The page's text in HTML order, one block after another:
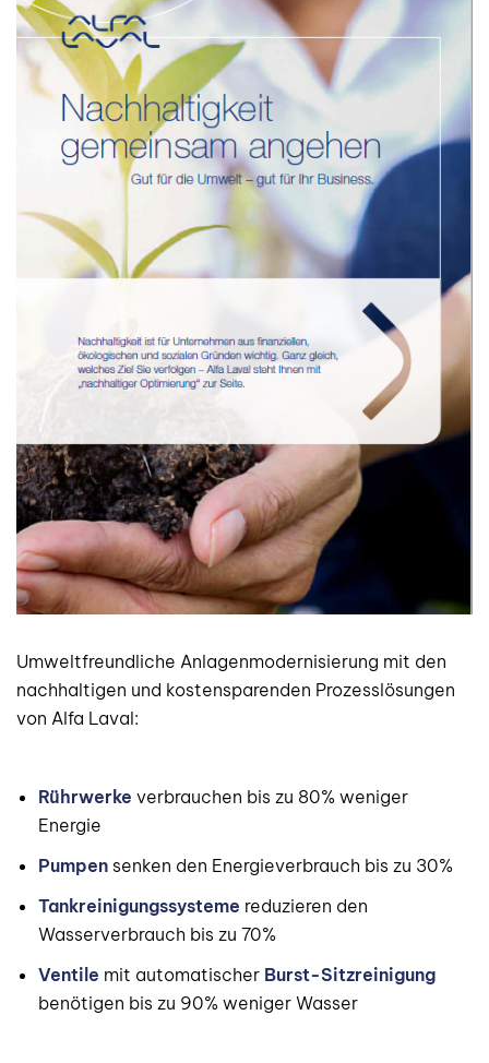
Umweltfreundliche Anlagenmodernisierung mit den
nachhaltigen und kostensparenden Prozesslösungen
von Alfa Laval:
Rührwerke verbrauchen bis zu 80% weniger
Energie
Pumpen senken den Energieverbrauch bis zu 30%
Tankreinigungssysteme reduzieren den
Wasserverbrauch bis zu 70%
Ventile mit automatischer Burst-Sitzreinigung
benötigen bis zu 90% weniger Wasser